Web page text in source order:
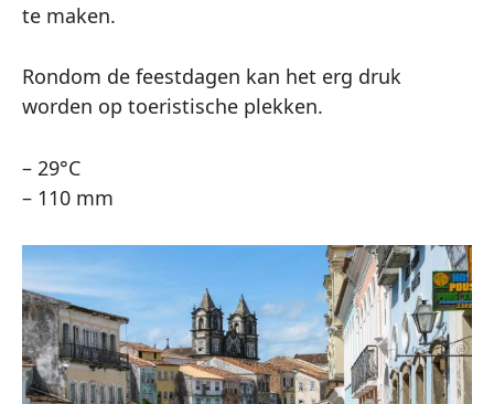
te maken.
Rondom de feestdagen kan het erg druk
worden op toeristische plekken.
– 29°C
– 110 mm